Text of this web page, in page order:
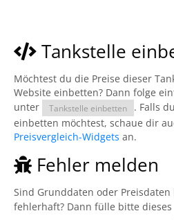
Tankstelle
Möchtest du die Preise dieser
Website einbetten? Dann folge
unter
Tankstelle einbetten
. Falls
einbetten möchtest, schaue dir
Preisvergleich-Widgets an.
Fehler melden
Sind Grunddaten oder
fehlerhaft? Dann fülle bitte dieses